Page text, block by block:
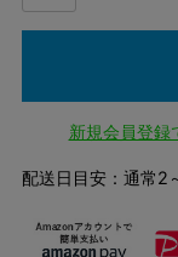
新規会員登
配送日目安：通常2